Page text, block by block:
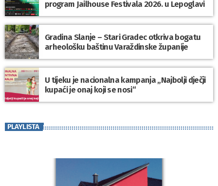
program Jailhouse Festivala 2026. u Lepoglavi
Gradina Slanje – Stari Gradec otkriva bogatu
arheološku baštinu Varaždinske županije
U tijeku je nacionalna kampanja „Najbolji dječji
kupaći je onaj koji se nosi“
PLAYLISTA